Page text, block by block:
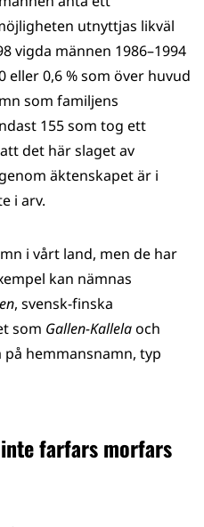
utnyttjas likväl
vigda männen 1986–1994
eller 0,6 % som över huvud
som familjens
155 som tog ett
det här slaget av
äktenskapet är i
i arv.
i vårt land, men de har
kan nämnas
, svensk-finska
som Gallen-Kallelaoch
hemmansnamn, typ
farfars morfars